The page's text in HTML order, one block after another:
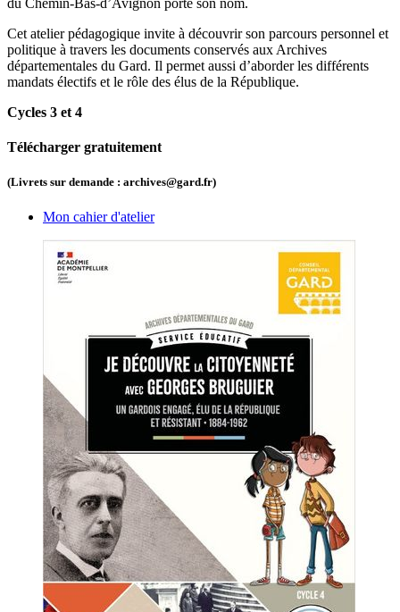
Cet atelier pédagogique invite à découvrir son parcours personnel et
politique à travers les documents conservés aux Archives
départementales du Gard. Il permet aussi d’aborder les différents
mandats électifs et le rôle des élus de la République.
Cycles 3 et 4
Télécharger gratuitement
(Livrets sur demande : archives@gard.fr)
Mon cahier d'atelier